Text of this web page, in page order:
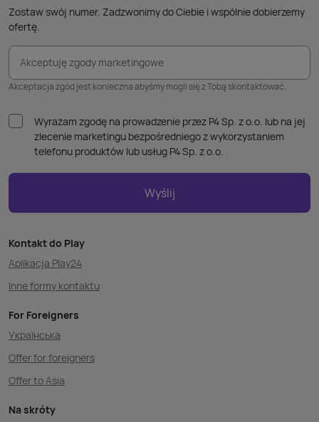
Zostaw swój numer. Zadzwonimy do Ciebie i wspólnie dobierzemy
ofertę.
Akceptuję zgody marketingowe
Akceptacja zgód jest konieczna abyśmy mogli się z Tobą skontaktować.
Wyrażam zgodę na prowadzenie przez P4 Sp. z o.o. lub na jej
zlecenie marketingu bezpośredniego z wykorzystaniem
telefonu produktów lub usług P4 Sp. z o.o.
Wyślij
Kontakt do Play
Aplikacja Play24
Inne formy kontaktu
For Foreigners
Українська
Offer for foreigners
Offer to Asia
Na skróty